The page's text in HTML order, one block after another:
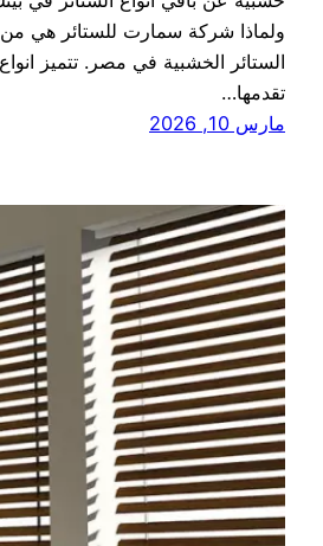
ولماذا شركة سمارت للستائر هي
الستائر الخشبية في مصر. تتميز
تقدمها…
مارس 10, 2026